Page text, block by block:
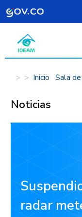
Pasar al contenido
Inicio Sala
Noticias
Atención:
que